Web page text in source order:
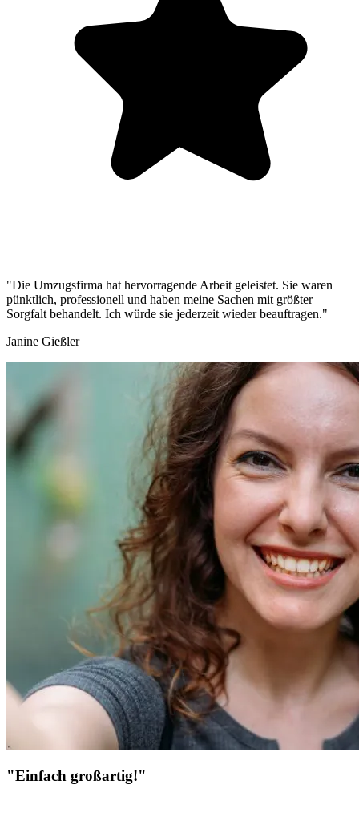
"Die Umzugsfirma hat hervorragende Arbeit geleistet. Sie waren
pünktlich, professionell und haben meine Sachen mit größter
Sorgfalt behandelt. Ich würde sie jederzeit wieder beauftragen."
Janine Gießler
"Einfach großartig!"